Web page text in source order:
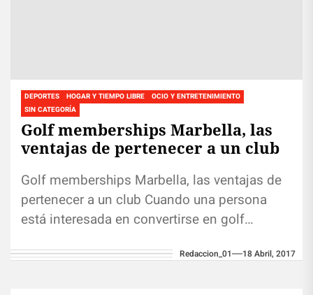
DEPORTES HOGAR Y TIEMPO LIBRE
OCIO Y ENTRETENIMIENTO
SIN CATEGORÍA
Golf memberships Marbella, las
ventajas de pertenecer a un club
Golf memberships Marbella, las ventajas de
pertenecer a un club Cuando una persona
está interesada en convertirse en golf
Redaccion_01 18 Abril, 2017